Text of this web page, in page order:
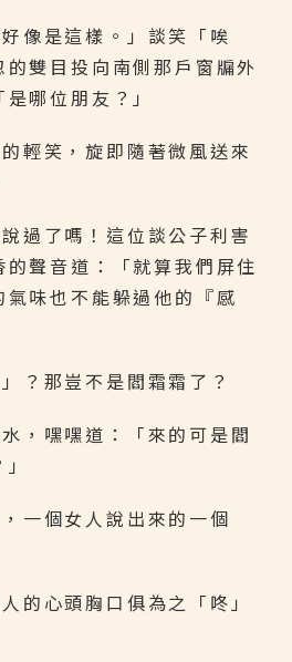
好像是這樣。」談笑「唉
雙目投向南側那戶窗牖外
哪位朋友？」
輕笑，旋即隨著微風送來
說過了嗎！這位談公子利害
聲音道：「就算我們屏住
氣味也不能躲過他的『感
？那豈不是閻霜霜了？
，嘿嘿道：「來的可是閻
一個女人說出來的一個
的心頭胸口俱為之「咚」